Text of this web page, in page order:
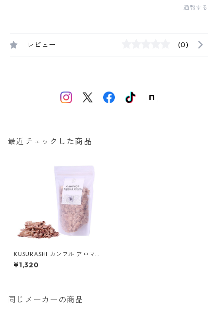
通報する
レビュー (0)
最近チェックした商品
KUSURASHI カンフル アロマ
チップス
¥1,320
同じメーカーの商品